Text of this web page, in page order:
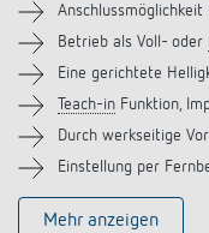
Ähnliche
Betrieb als Voll- oder
Eine gerichtete
Teach-in Funktion,
Durch werkseitige
Einstellung per
Mehr anzeigen